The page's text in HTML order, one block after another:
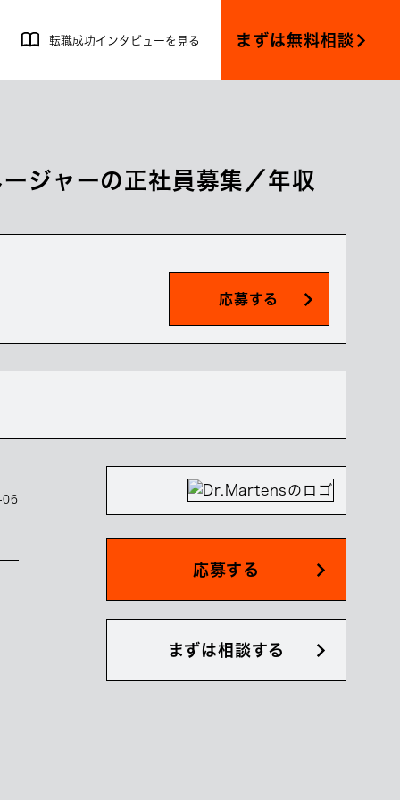
転職成功インタビューを見る まずは無料相談
ジャーの正社員募集／年収
応募する
06
応募する
まずは相談する